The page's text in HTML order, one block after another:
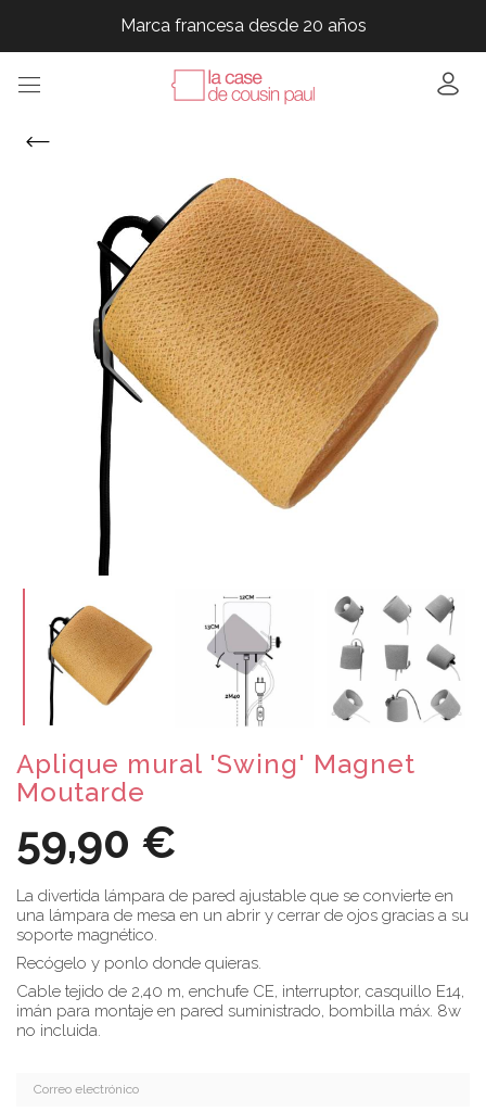
Marca francesa desde 20 años
Marca francesa desde 20 años
Marca francesa desde 20 años
Aplique mural 'Swing' Magnet
Moutarde
59,90 €
La divertida lámpara de pared ajustable que se convierte en
una lámpara de mesa en un abrir y cerrar de ojos gracias a su
soporte magnético.
Recógelo y ponlo donde quieras.
Cable tejido de 2,40 m, enchufe CE, interruptor, casquillo E14,
imán para montaje en pared suministrado, bombilla máx. 8w
no incluida.